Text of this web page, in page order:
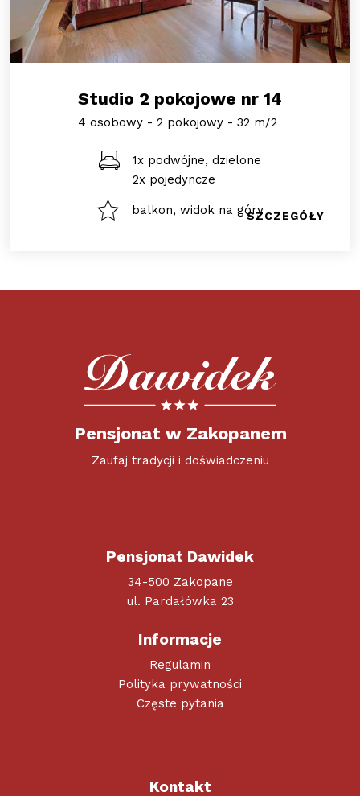
Studio 2 pokojowe nr 14
4 osobowy - 2 pokojowy - 32 m/2
1x podwójne, dzielone
2x pojedyncze
balkon, widok na górySZCZEGÓŁY
Pensjonat w Zakopanem
Zaufaj tradycji i doświadczeniu
Pensjonat Dawidek
34-500 Zakopane
ul. Pardałówka 23
Informacje
Regulamin
Polityka prywatności
Częste pytania
Kontakt